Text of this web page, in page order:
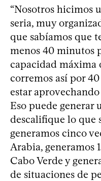
“Nosotros hicimos
seria, muy
que sabíamos que
menos 40 minutos
capacidad máxima
corremos así por
estar
Eso puede generar
descalifique lo que
generamos cinco
Arabia, generamos
Cabo Verde y
de situaciones de